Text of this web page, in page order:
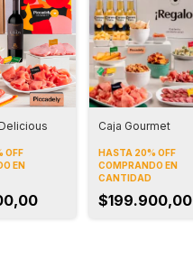
OFF
EN
Caja Gourmet
HASTA 20% OFF
COMPRANDO EN
CANTIDAD
$199.900,00